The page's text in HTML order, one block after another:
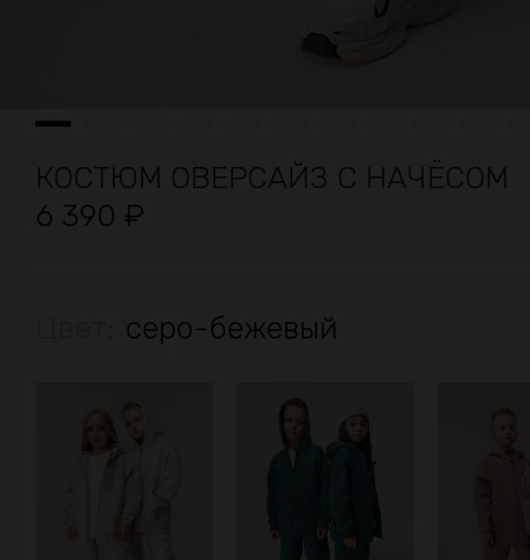
КОСТЮМ ОВЕРСАЙЗ С НАЧЁСОМ
6 390 ₽
серо-бежевый